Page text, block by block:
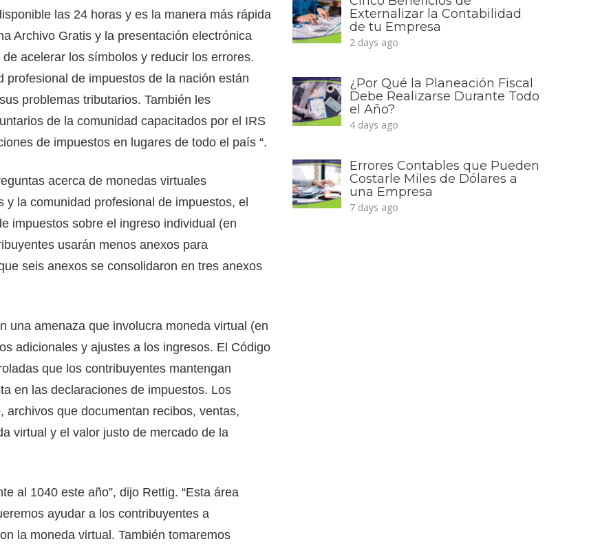
las 24 horas y es la manera más rápida
Archivo Gratis y la presentación electrónica
acelerar los símbolos y reducir los errores.
de impuestos de la nación están
problemas tributarios. También les
de la comunidad capacitados por el IRS
de impuestos en lugares de todo el país “.
acerca de monedas virtuales
la comunidad profesional de impuestos, el
impuestos sobre el ingreso individual (en
usarán menos anexos para
seis anexos se consolidaron en tres anexos
una amenaza que involucra moneda virtual (en
adicionales y ajustes a los ingresos. El Código
que los contribuyentes mantengan
en las declaraciones de impuestos. Los
que documentan recibos, ventas,
virtual y el valor justo de mercado de la
al 1040 este año”, dijo Rettig. “Esta área
ayudar a los contribuyentes a
la moneda virtual. También tomaremos
Externalizar la Contabilidad
de tu Empresa
2 days ago
¿Por Qué la Planeación Fiscal
Debe Realizarse Durante Todo
el Año?
4 days ago
Errores Contables que Pueden
Costarle Miles de Dólares a
una Empresa
7 days ago